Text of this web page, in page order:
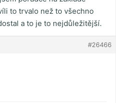
to trvalo než to všechno
a to je to nejdůležitější.
#26466